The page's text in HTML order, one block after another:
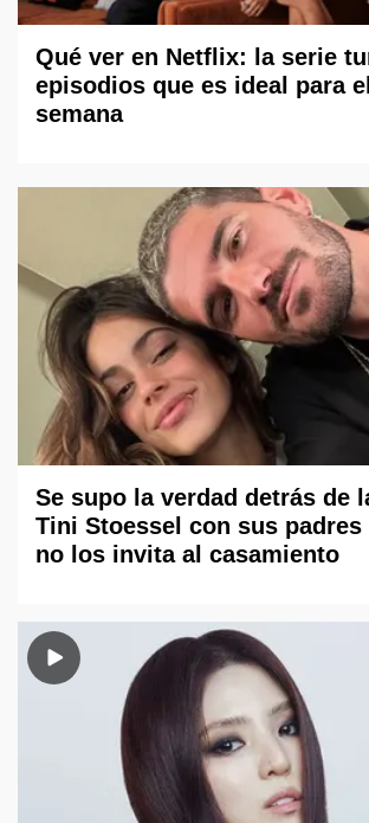
Qué ver en Netflix: la serie
episodios que es ideal para
semana
Se supo la verdad detrás de
Tini Stoessel con sus padres
no los invita al casamiento